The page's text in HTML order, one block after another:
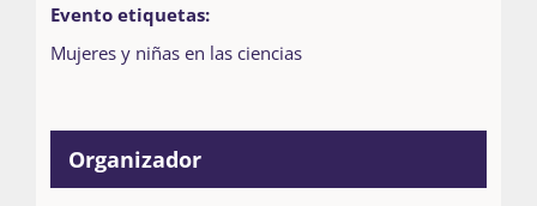
Evento etiquetas:
Mujeres y niñas en las ciencias
Organizador